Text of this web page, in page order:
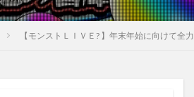
【モンストＬＩＶＥ? 】年末年始に向けて全